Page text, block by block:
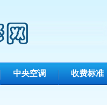
中央空调 收费标准